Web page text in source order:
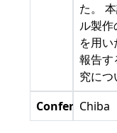
た。
ル製
を用
報告す
究につ
Conference
Chiba